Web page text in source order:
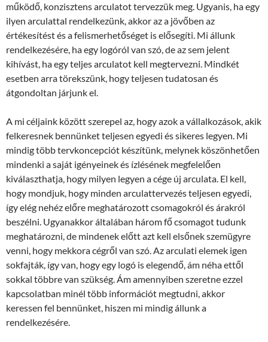
működő, konzisztens arculatot tervezzük meg. Ugyanis, ha egy
ilyen arculattal rendelkezünk, akkor az a jövőben az
értékesítést és a felismerhetőséget is elősegíti. Mi állunk
rendelkezésére, ha egy logóról van szó, de az sem jelent
kihívást, ha egy teljes arculatot kell megtervezni. Mindkét
esetben arra törekszünk, hogy teljesen tudatosan és
átgondoltan járjunk el.
A mi céljaink között szerepel az, hogy azok a vállalkozások, akik
felkeresnek bennünket teljesen egyedi és sikeres legyen. Mi
mindig több tervkoncepciót készítünk, melynek köszönhetően
mindenki a saját igényeinek és ízlésének megfelelően
kiválaszthatja, hogy milyen legyen a cége új arculata. El kell,
hogy mondjuk, hogy minden arculattervezés teljesen egyedi,
így elég nehéz előre meghatározott csomagokról és árakról
beszélni. Ugyanakkor általában három fő csomagot tudunk
meghatározni, de mindenek előtt azt kell elsőnek szemügyre
venni, hogy mekkora cégről van szó. Az arculati elemek igen
sokfajták, így van, hogy egy logó is elegendő, ám néha ettől
sokkal többre van szükség. Ám amennyiben szeretne ezzel
kapcsolatban minél több információt megtudni, akkor
keressen fel bennünket, hiszen mi mindig állunk a
rendelkezésére.